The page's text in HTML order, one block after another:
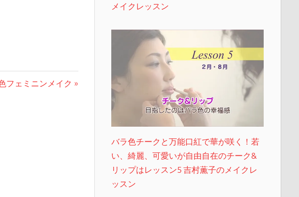
フェミニンメイク
メイクレッスン
バラ色チークと万能口紅で華が咲く！若
い、綺麗、可愛いが自由自在のチーク&
リップはレッスン5 吉村薫子のメイクレ
ッスン